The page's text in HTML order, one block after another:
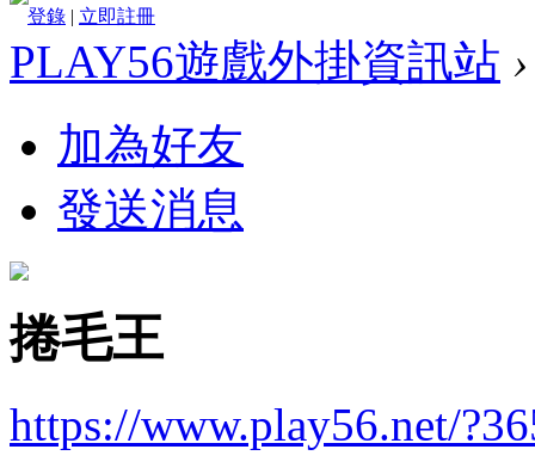
登錄 | 立即註冊
PLAY56遊戲外掛資訊站 ›
加為好友
發送消息
捲毛王
https://www.play56.net/